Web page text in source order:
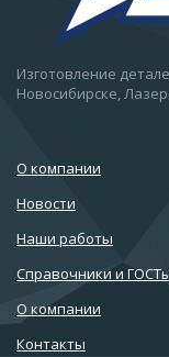
Изготовление
Новосибирске,
О компании
Новости
Наши работы
Справочники и
О компании
Контакты